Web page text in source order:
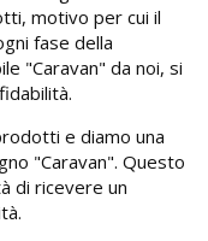
motivo per cui il
fase della
"Caravan" da noi, si
e diamo una
"Caravan". Questo
di ricevere un